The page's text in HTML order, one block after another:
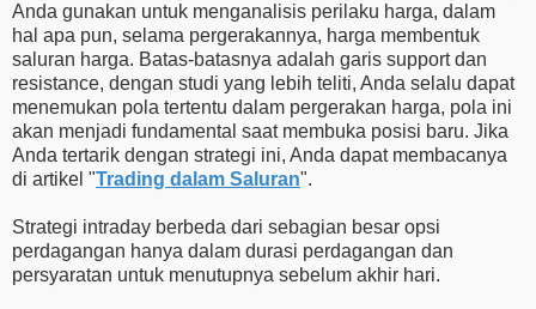
Anda gunakan untuk menganalisis perilaku harga, dalam
hal apa pun, selama pergerakannya, harga membentuk
saluran harga. Batas-batasnya adalah garis support dan
resistance, dengan studi yang lebih teliti, Anda selalu dapat
menemukan pola tertentu dalam pergerakan harga, pola ini
akan menjadi fundamental saat membuka posisi baru. Jika
Anda tertarik dengan strategi ini, Anda dapat membacanya
di artikel "Trading dalam Saluran".
Strategi intraday berbeda dari sebagian besar opsi
perdagangan hanya dalam durasi perdagangan dan
persyaratan untuk menutupnya sebelum akhir hari.